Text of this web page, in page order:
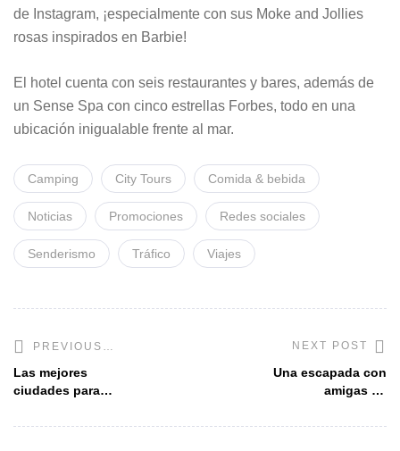
de Instagram, ¡especialmente con sus Moke and Jollies
rosas inspirados en Barbie!
El hotel cuenta con seis restaurantes y bares, además de
un Sense Spa con cinco estrellas Forbes, todo en una
ubicación inigualable frente al mar.
Camping City Tours Comida & bebida
Noticias Promociones Redes sociales
Senderismo Tráfico Viajes
PREVIOUS
POST
Las mejores
ciudades para
NEXT POST
Una escapada con
amigas en
Beach